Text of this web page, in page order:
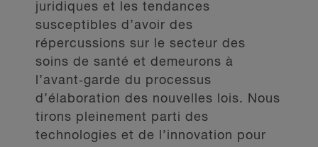
juridiques et les tendances
susceptibles d’avoir des
répercussions sur le secteur des
soins de santé et demeurons à
l’avant‑garde du processus
d’élaboration des nouvelles lois. Nous
tirons pleinement parti des
technologies et de l’innovation pour